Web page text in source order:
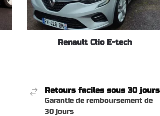
Renault Clio E-tech
Retours faciles sous 30 jours
Garantie de remboursement de
30 jours